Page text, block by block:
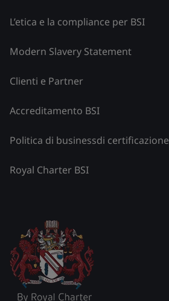
L’etica e la compliance per BSI
Modern Slavery Statement
Clienti e Partner
Accreditamento BSI
Politica di businessdi certificazione
Royal Charter BSI